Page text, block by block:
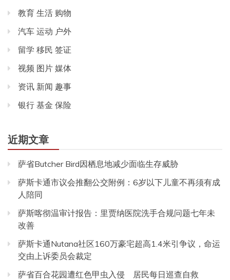
教育 生活 购物
汽车 运动 户外
留学 移民 签证
视频 图片 媒体
资讯 新闻 趣事
银行 基金 保险
近期文章
萨省Butcher Bird因栖息地减少面临生存威胁
萨斯卡通市议会推翻公交附例：6岁以下儿童不再须有成
人陪同
萨斯喀彻温审计报告：里贾纳医院洗手合规问题七年未
改善
萨斯卡通Nutana社区160万豪宅超高1.4米引争议，命运
交由上诉委员会裁定
萨省百合花园遭红色甲虫入侵 居民每日巡查自救